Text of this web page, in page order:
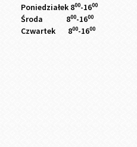
Poniedziałek 800-1600
Środa 800-1600
Czwartek 800-1600